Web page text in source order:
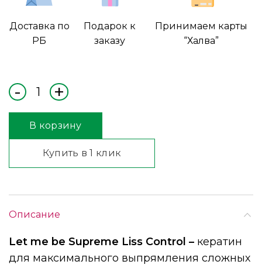
Доставка по
РБ
Подарок к
заказу
Принимаем карты
“Халва”
В корзину
Купить в 1 клик
Описание
Let me be Supreme Liss Control – кератин
для максимального выпрямления сложных